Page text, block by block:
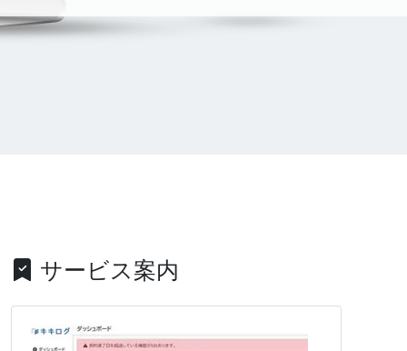
サービス案内